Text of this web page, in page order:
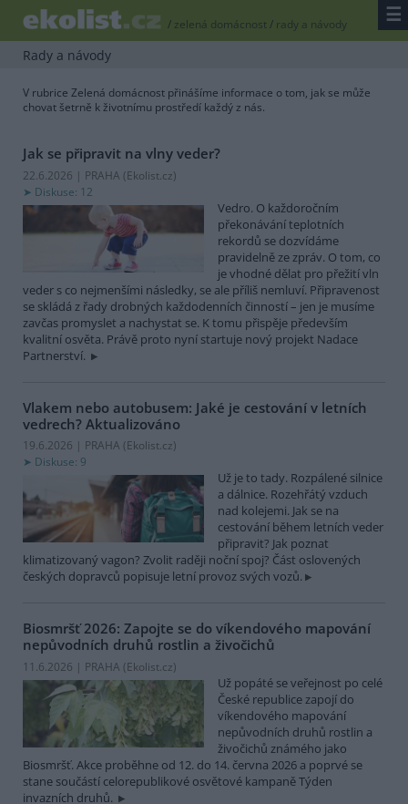
/ zelená domácnost/ rady a návody ☰
Rady a návody
V rubrice Zelená domácnost přinášíme informace o tom, jak se může
chovat šetrně k životnímu prostředí každý z nás.
Jak se připravit na vlny veder?
22.6.2026 | PRAHA (Ekolist.cz)
Diskuse: 12
Vedro. O každoročním
překonávání teplotních
rekordů se dozvídáme
pravidelně ze zpráv. O tom, co
je vhodné dělat pro přežití vln
veder s co nejmenšími následky, se ale příliš nemluví. Připravenost
se skládá z řady drobných každodenních činností – jen je musíme
zavčas promyslet a nachystat se. K tomu přispěje především
kvalitní osvěta. Právě proto nyní startuje nový projekt Nadace
Partnerství.
Vlakem nebo autobusem: Jaké je cestování v letních
vedrech? Aktualizováno
19.6.2026 | PRAHA (Ekolist.cz)
Diskuse: 9
Už je to tady. Rozpálené silnice
a dálnice. Rozehřátý vzduch
nad kolejemi. Jak se na
cestování během letních veder
připravit? Jak poznat
klimatizovaný vagon? Zvolit raději noční spoj? Část oslovených
českých dopravců popisuje letní provoz svých vozů.
Biosmršť 2026: Zapojte se do víkendového mapování
nepůvodních druhů rostlin a živočichů
11.6.2026 | PRAHA (Ekolist.cz)
Už popáté se veřejnost po celé
České republice zapojí do
víkendového mapování
nepůvodních druhů rostlin a
živočichů známého jako
Biosmršť. Akce proběhne od 12. do 14. června 2026 a poprvé se
stane součástí celorepublikové osvětové kampaně Týden
invazních druhů.